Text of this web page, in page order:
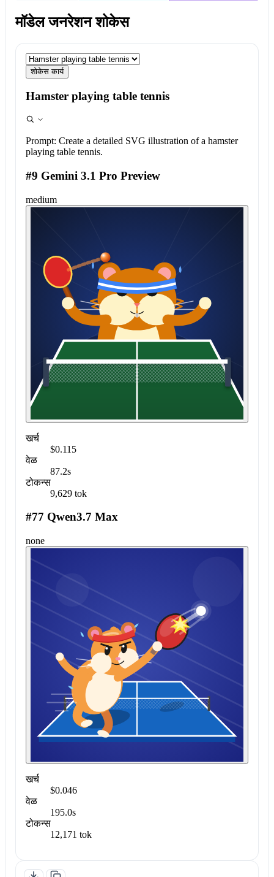
मॉडेल जनरेशन शोकेस
शोकेस कार्य
Hamster playing table tennis
Prompt: Create a detailed SVG illustration of a hamster
playing table tennis.
#9 Gemini 3.1 Pro Preview
medium
खर्च
$0.115
वेळ
87.2s
टोकन्स
9,629 tok
#77 Qwen3.7 Max
none
खर्च
$0.046
वेळ
195.0s
टोकन्स
12,171 tok